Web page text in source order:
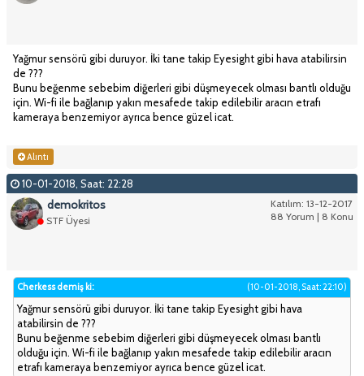
Yağmur sensörü gibi duruyor. İki tane takip Eyesight gibi hava atabilirsin
de ???
Bunu beğenme sebebim diğerleri gibi düşmeyecek olması bantlı olduğu
için. Wi-fi ile bağlanıp yakın mesafede takip edilebilir aracın etrafı
kameraya benzemiyor ayrıca bence güzel icat.
Alıntı
10-01-2018, Saat: 22:28
Katılım: 13-12-2017
88 Yorum | 8 Konu
demokritos
STF Üyesi
(10-01-2018, Saat: 22:10)
Cherkess demiş ki:
Yağmur sensörü gibi duruyor. İki tane takip Eyesight gibi hava
atabilirsin de ???
Bunu beğenme sebebim diğerleri gibi düşmeyecek olması bantlı
olduğu için. Wi-fi ile bağlanıp yakın mesafede takip edilebilir aracın
etrafı kameraya benzemiyor ayrıca bence güzel icat.